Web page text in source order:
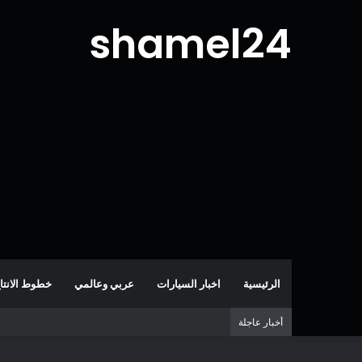
shamel24
الرئيسية اخبار السيارات عربي وعالمي خطوط
أخبار عاجلة